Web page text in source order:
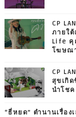
CP
ภายใ
Life คุ
โฆษณ
CP
สุขเกิ
นำโชค
“ธี่หยด” ตำนานเรื่อ